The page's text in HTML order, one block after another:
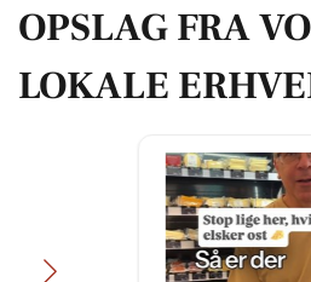
OPSLAG FRA
LOKALE